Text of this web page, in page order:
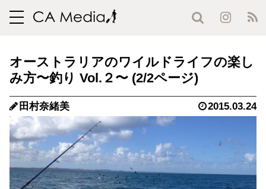
toggle
オーストラリアのワイルドライフの楽し
み方〜釣り Vol.２〜 (2/2ページ)
田村奈緒美 2015.03.24